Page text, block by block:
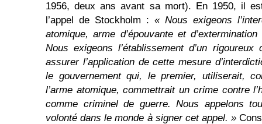
1956, deux ans avant sa mort). En 1950, il
l’appel de Stockholm : « Nous exigeons
atomique, arme d’épouvante et
Nous exigeons l’établissement d’un rigoureux
assurer l’application de cette mesure
le gouvernement qui, le premier, utiliserait,
l’arme atomique, commettrait un crime contre
comme criminel de guerre. Nous appelons
volonté dans le monde à signer cet appel. »